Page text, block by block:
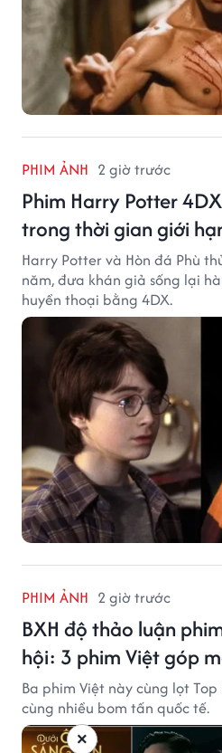
PHIM ẢNH 2 giờ trước
Phim Harry Potter
trong thời gian giới
Harry Potter và Hòn đá Phù
năm, đưa khán giả sống lại
huyền thoại bằng 4DX.
PHIM ẢNH 2 giờ trước
BXH độ thảo luận
hội: 3 phim Việt góp
Ba phim Việt này cùng lọt
cùng nhiều bom tấn quốc tế.
×